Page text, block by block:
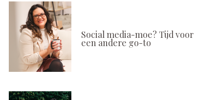
Social media-moe? Tijd voor
een andere go-to